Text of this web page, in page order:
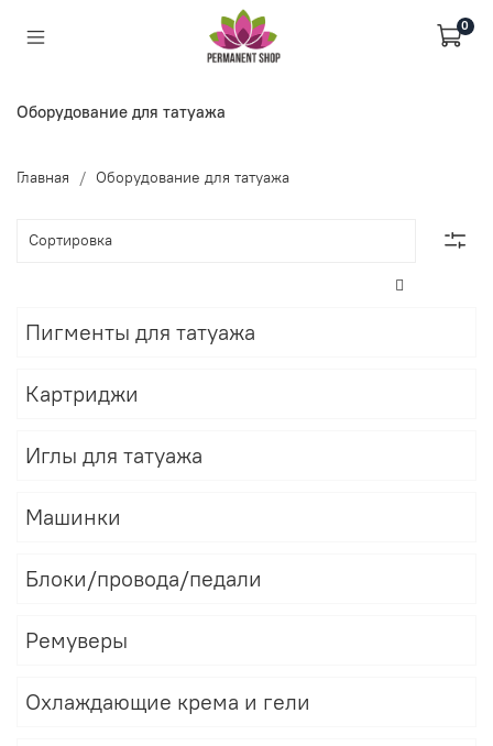
0
Оборудование для татуажа
Главная Оборудование для татуажа
Пигменты для татуажа
Картриджи
Иглы для татуажа
Машинки
Блоки/провода/педали
Ремуверы
Охлаждающие крема и гели